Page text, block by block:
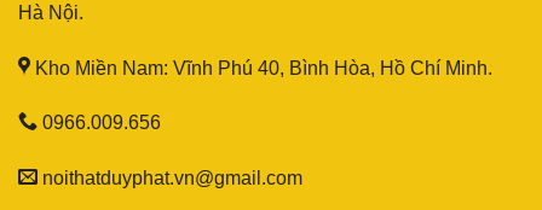
Hà Nội.
Kho Miền Nam: Vĩnh Phú 40, Bình Hòa, Hồ Chí Minh.
0966.009.656
noithatduyphat.vn@gmail.com